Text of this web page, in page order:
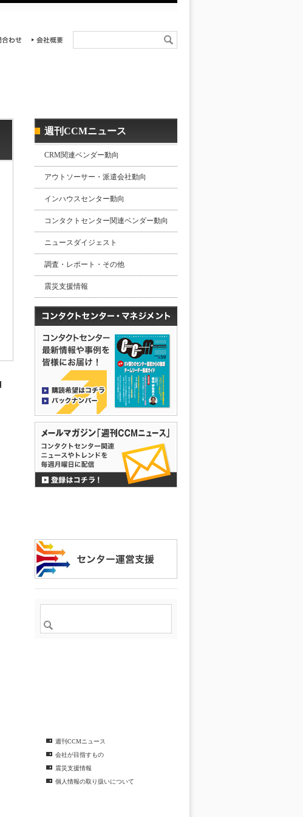
週刊CCMニュース
CRM関連ベンダー動向
アウトソーサー・派遣会社動向
インハウスセンター動向
コンタクトセンター関連ベンダー動向
ニュースダイジェスト
調査・レポート・その他
震災支援情報
週刊CCMニュース
会社が目指すもの
震災支援情報
個人情報の取り扱いについて